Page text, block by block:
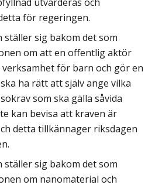
utvärderas och
för regeringen.
ställer sig bakom det som
om att en offentlig aktör
för barn och gör en
ha rätt att själv ange vilka
som ska gälla såvida
kan bevisa att kraven är
detta tillkännager riksdagen
ställer sig bakom det som
om nanomaterial och